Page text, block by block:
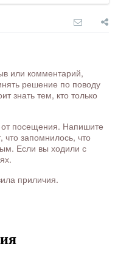
или комментарий,
решение по поводу
знать тем, кто только
посещения. Напишите
что запомнилось, что
Если вы ходили с
приличия.